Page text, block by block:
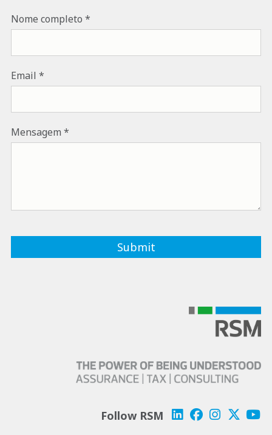
Nome completo
Email
Mensagem
Follow RSM